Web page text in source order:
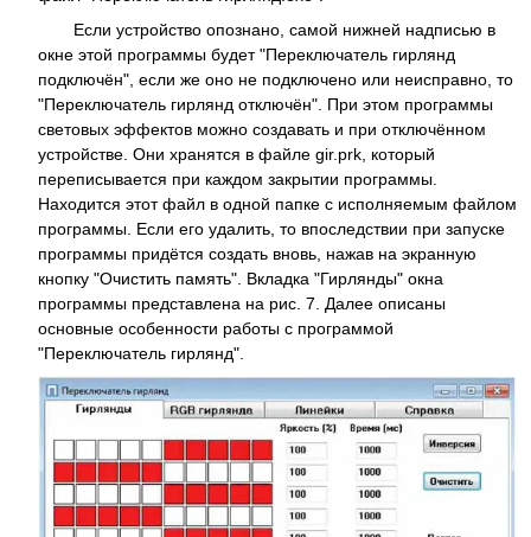
Если устройство опознано, самой нижней надписью в
окне этой программы будет "Переключатель гирлянд
подключён", если же оно не подключено или неисправно, то
"Переключатель гирлянд отключён". При этом программы
световых эффектов можно создавать и при отключённом
устройстве. Они хранятся в файле gir.prk, который
переписывается при каждом закрытии программы.
Находится этот файл в одной папке с исполняемым файлом
программы. Если его удалить, то впоследствии при запуске
программы придётся создать вновь, нажав на экранную
кнопку "Очистить память". Вкладка "Гирлянды" окна
программы представлена на рис. 7. Далее описаны
основные особенности работы с программой
"Переключатель гирлянд".